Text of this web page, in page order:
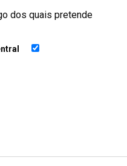
dos quais pretende